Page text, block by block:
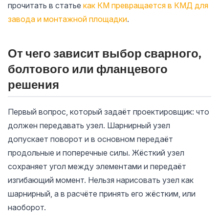
прочитать в статье как КМ превращается в КМД для
завода и монтажной площадки.
От чего зависит выбор сварного,
болтового или фланцевого
решения
Первый вопрос, который задаёт проектировщик: что
должен передавать узел. Шарнирный узел
допускает поворот и в основном передаёт
продольные и поперечные силы. Жёсткий узел
сохраняет угол между элементами и передаёт
изгибающий момент. Нельзя нарисовать узел как
шарнирный, а в расчёте принять его жёстким, или
наоборот.